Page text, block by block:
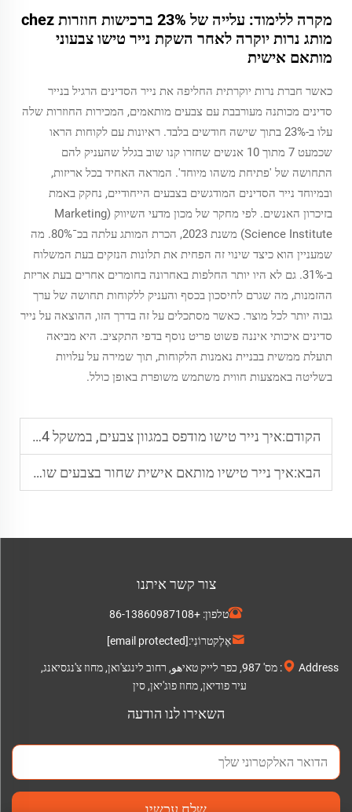
מקרה ללימוד: עלייה של 23% ברכישות חוזרות chez
מותג נרות יוקרה לאחר השקת נייר טישו צבעוני
מותאם אישית
כאשר חברת נרות יוקרתית החליפה את נייר הסדינים הרגיל בנייר
סדינים מכותנה מעורבבת עם צבעים מותאמים, המכירות החוזרות שלה
עלו ב-23% בתוך שישה חודשים בלבד. ראיונות עם לקוחות הראו
שכמעט 7 מתוך 10 אנשים שחזרו קנו שוב בגלל שהעניק להם
התחושה של 'פתיחת משהו מיוחד'. המראה האחיד בכל אריזות,
ובמיוחד נייר הסדינים המודגשים בצבעים הייחודיים, נחקק באמת
בזיכרון האנשים. לפי מחקר של מכון מדעי השיווק (Marketing
Science Institute) משנת 2023, הכרת המותג עלתה בכ־80%. מה
שמעניין הוא כיצד שינוי זה הפחית את תלונות הנזקים בעת המשלוח
ב-31%. גם לא היו יותר החלפות באחרונה בחומרים אחרים בעת אריזת
ההזמנות, מה שגרם לחיסכון בכסף והעניק ללקוחות תחושה של ערך
גבוה יותר לכל מוצר. כאשר מסתכלים על זה בדרך הזו, ההוצאה על נייר
סדינים איכותי איננה פשוט פריט נוסף בדפי התקציב. היא מביאה
תועלת ממשית בבניית נאמנות הלקוחות, תוך שמירה על עלויות
בשליטה באמצעות חווית משתמש משופרת באופן כולל.
הקודם:איך נייר טישו מודפס במגוון צבעים, במשקל 14–40 גרם למטר רבוע, מתאים לגודלים שונים של מוצרים
הבא:איך נייר טישיו מותאם אישית שחור בצבעים שונים (14–40 גרם למטר רבוע) מתאים לגודלים שונים של אריזות יוקרתיות לבגדים
צור קשר איתנו
טלפון: +86-13860987108
אֶלֶקטרוֹנִי:[email protected]
Address: מס' 987, כפר לייק טאיهو, רחוב לינגצ'ואן, מחוז צ'נגסיאנג,
עיר פודיאן, מחוז פוג'יאן, סין
השאירו לנו הודעה